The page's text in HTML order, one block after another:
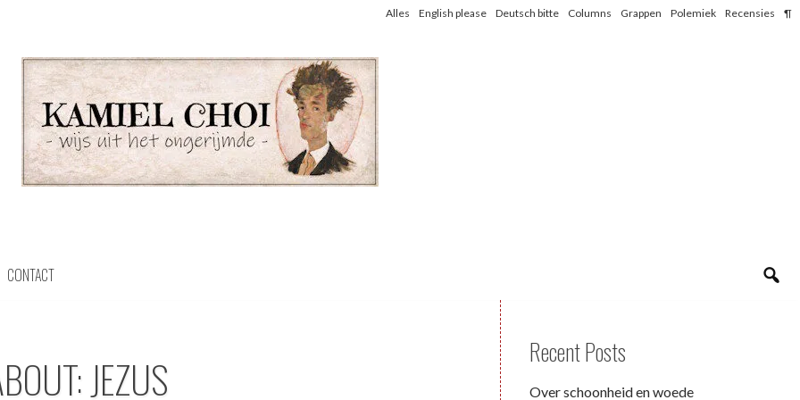
Alles English please Deutsch bitte Columns Grappen Polemiek Recensies ¶
CONTACT
JEZUS Recent Posts
Over schoonheid en woede